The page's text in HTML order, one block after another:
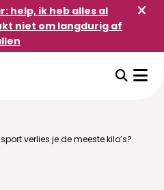
help, ik heb alles al
niet om langdurig af
verlies je de meeste kilo’s?